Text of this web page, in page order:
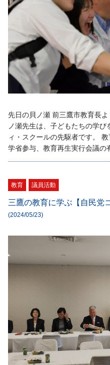
先日の貝ノ瀬 前三鷹市教育長
ノ瀬先生は、子どもたちの学
ィ・スクールの先駆者です。
学省参与、教育再生実行会議
教育 議員活動
三鷹の教育に学ぶ【自民党
(2024/05/23)